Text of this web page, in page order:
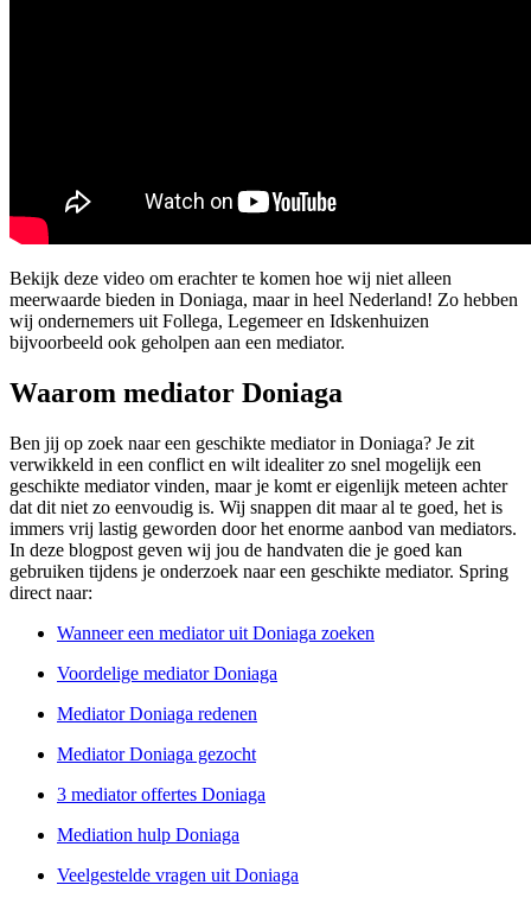
Bekijk deze video om erachter te komen hoe wij niet alleen
meerwaarde bieden in Doniaga, maar in heel Nederland! Zo hebben
wij ondernemers uit Follega, Legemeer en Idskenhuizen
bijvoorbeeld ook geholpen aan een mediator.
Waarom mediator Doniaga
Ben jij op zoek naar een geschikte mediator in Doniaga? Je zit
verwikkeld in een conflict en wilt idealiter zo snel mogelijk een
geschikte mediator vinden, maar je komt er eigenlijk meteen achter
dat dit niet zo eenvoudig is. Wij snappen dit maar al te goed, het is
immers vrij lastig geworden door het enorme aanbod van mediators.
In deze blogpost geven wij jou de handvaten die je goed kan
gebruiken tijdens je onderzoek naar een geschikte mediator. Spring
direct naar:
Wanneer een mediator uit Doniaga zoeken
Voordelige mediator Doniaga
Mediator Doniaga redenen
Mediator Doniaga gezocht
3 mediator offertes Doniaga
Mediation hulp Doniaga
Veelgestelde vragen uit Doniaga